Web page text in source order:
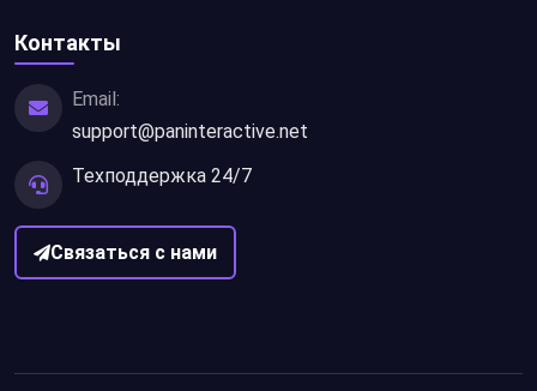
Контакты
Email:
support@paninteractive.net
Техподдержка 24/7
Связаться с нами